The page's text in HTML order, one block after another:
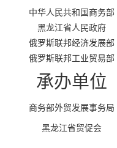
中华人民共和国商务部
黑龙江省人民政府
俄罗斯联邦经济发展部
俄罗斯联邦工业贸易部
承办单位
商务部外贸发展事务局
黑龙江省贸促会